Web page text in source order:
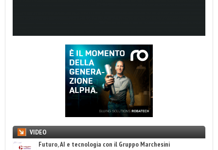
VIDEO
Futuro, AI e tecnologia con il Gruppo Marchesini